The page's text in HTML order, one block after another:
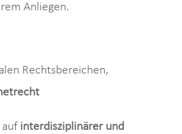
Anliegen.
Rechtsbereichen,
interdisziplinärer und